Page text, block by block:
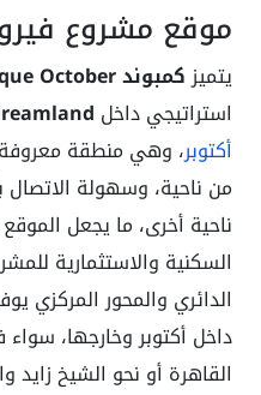
موقع مشروع فيرونا
يتميزكمبوند Verona Boutique October
استراتيجي داخل
أكتوبر، وهي منطقة معروفة
من ناحية، وسهولة الاتصال
ناحية أخرى، ما يجعل
السكنية والاستثمارية
الدائري والمحور المركزي
داخل أكتوبر وخارجها،
القاهرة أو نحو الشيخ زايد